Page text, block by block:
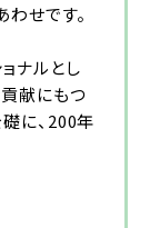
せです。
ナルとし
献にもつ
に、200年